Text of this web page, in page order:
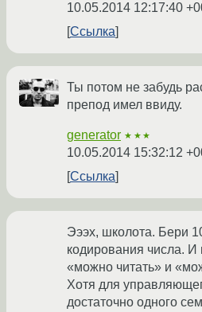
10.05.2014 12:17:40
Ссылка
Ты потом не забудь
препод имел ввиду.
generator ★★★
10.05.2014 15:32:12
Ссылка
Эээх, школота. Бери
кодирования числа. И
«можно читать» и
Хотя для
достаточно одного